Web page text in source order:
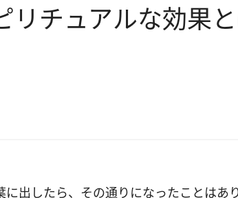
リチュアルな効果
に出したら、その通りになったことはあ